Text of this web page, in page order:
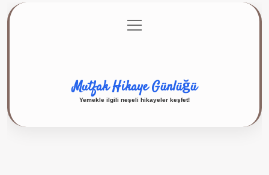
Gizlilik Politikası
menüyü
aç
Mutfak Hikaye Günlüğü
Yemekle ilgili neşeli hikayeler keşfet!